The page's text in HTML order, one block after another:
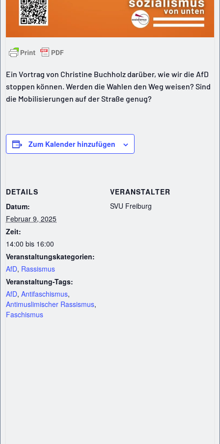
Ein Vortrag von Christine Buchholz darüber, wie wir die AfD
stoppen können. Werden die Wahlen den Weg weisen? Sind
die Mobilisierungen auf der Straße genug?
Zum Kalender hinzufügen
DETAILS
Datum:
Februar 9, 2025
Zeit:
14:00 bis 16:00
Veranstaltungskategorien:
AfD, Rassismus
Veranstaltung-Tags:
AfD, Antifaschismus,
Antimuslimischer Rassismus,
Faschismus
VERANSTALTER
SVU Freiburg